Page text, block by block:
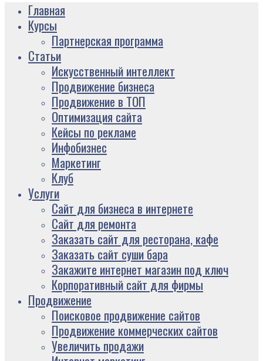
Главная
Курсы
Партнерская программа
Статьи
Искусственный интеллект
Продвижение бизнеса
Продвижение в ТОП
Оптимизация сайта
Кейсы по рекламе
Инфобизнес
Маркетинг
Клуб
Услуги
Сайт для бизнеса в интернете
Сайт для ремонта
Заказать сайт для ресторана, кафе
Заказать сайт суши бара
Закажите интернет магазин под ключ
Корпоративный сайт для фирмы
Продвижение
Поисковое продвижение сайтов
Продвижение коммерческих сайтов
Увеличить продажи